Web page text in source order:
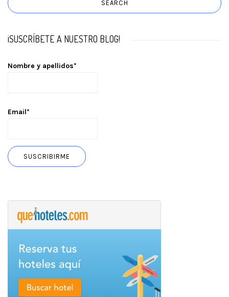
¡SUSCRÍBETE A NUESTRO BLOG!
Nombre y apellidos*
Email*